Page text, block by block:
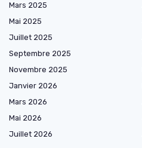
Mars 2025
Mai 2025
Juillet 2025
Septembre 2025
Novembre 2025
Janvier 2026
Mars 2026
Mai 2026
Juillet 2026